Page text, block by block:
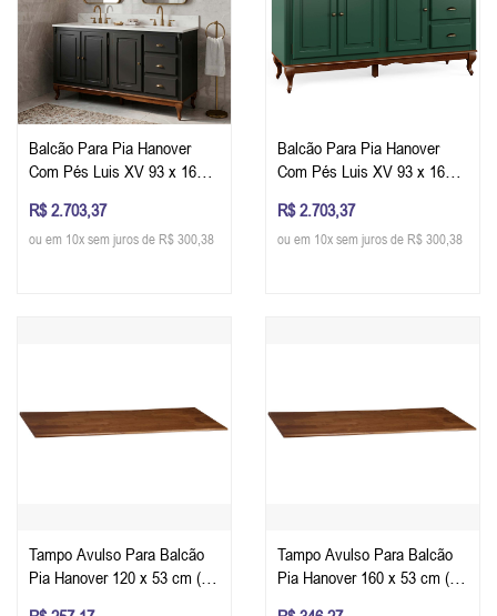
Balcão Para Pia Hanover
Com Pés Luis XV 93 x 160 x
- Imbuia Glazer
R$ 2.703,37
ou em 10x sem juros de R$ 300,38
Balcão Para Pia Hanover
Com Pés Luis XV 93 x 160 x
Musgo - Imbuia Glazer
R$ 2.703,37
ou em 10x sem juros de R$ 300,38
Tampo Avulso Para Balcão
Pia Hanover 120 x 53 cm (L
Tampo Avulso Para Balcão
Pia Hanover 160 x 53 cm (L